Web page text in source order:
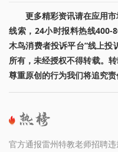
更多精彩资讯请在应用
线索，24小时报料热线400-
木鸟消费者投诉平台”线上投
所有，未经授权不得转载。
尊重原创的行为我们将追究责
官方通报雷州特教老师招聘